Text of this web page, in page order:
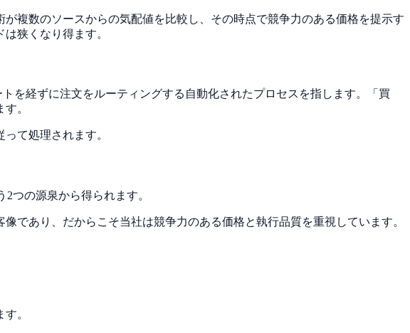
複数のソースからの気配値を比較し、その時点で競争力のある価格を提示す
狭くなり得ます。
を経ずに注文をルーティングする自動化されたプロセスを指します。「買
。
て処理されます。
つの源泉から得られます。
であり、だからこそ当社は競争力のある価格と執行品質を重視しています。
。